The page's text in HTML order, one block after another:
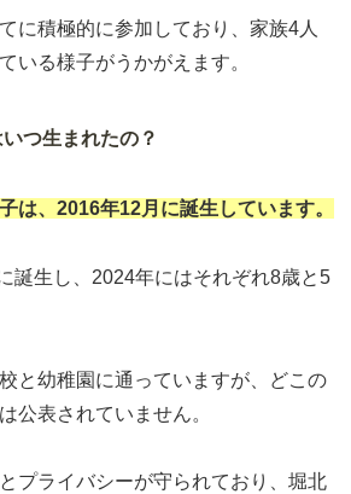
に積極的に参加しており、家族4人
いる様子がうかがえます。
つ生まれたの？
は、2016年12月に誕生しています。
誕生し、2024年にはそれぞれ8歳と5
と幼稚園に通っていますが、どこの
公表されていません。
プライバシーが守られており、堀北